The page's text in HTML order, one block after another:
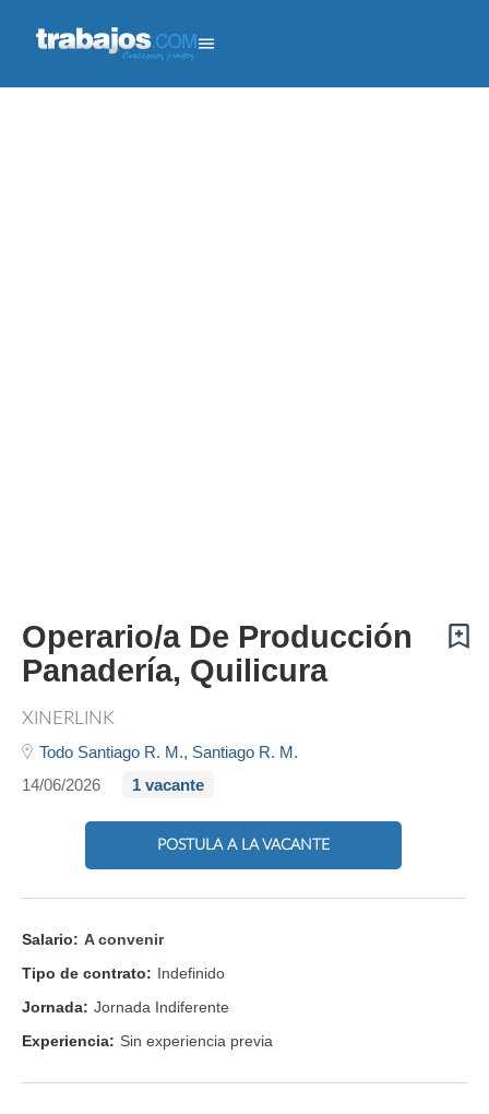
Operario/a De Producción
Panadería, Quilicura
XINERLINK
Todo Santiago R. M., Santiago R. M.
14/06/2026
1 vacante
POSTULA A LA VACANTE
Salario: A convenir
Tipo de contrato: Indefinido
Jornada: Jornada Indiferente
Experiencia: Sin experiencia previa